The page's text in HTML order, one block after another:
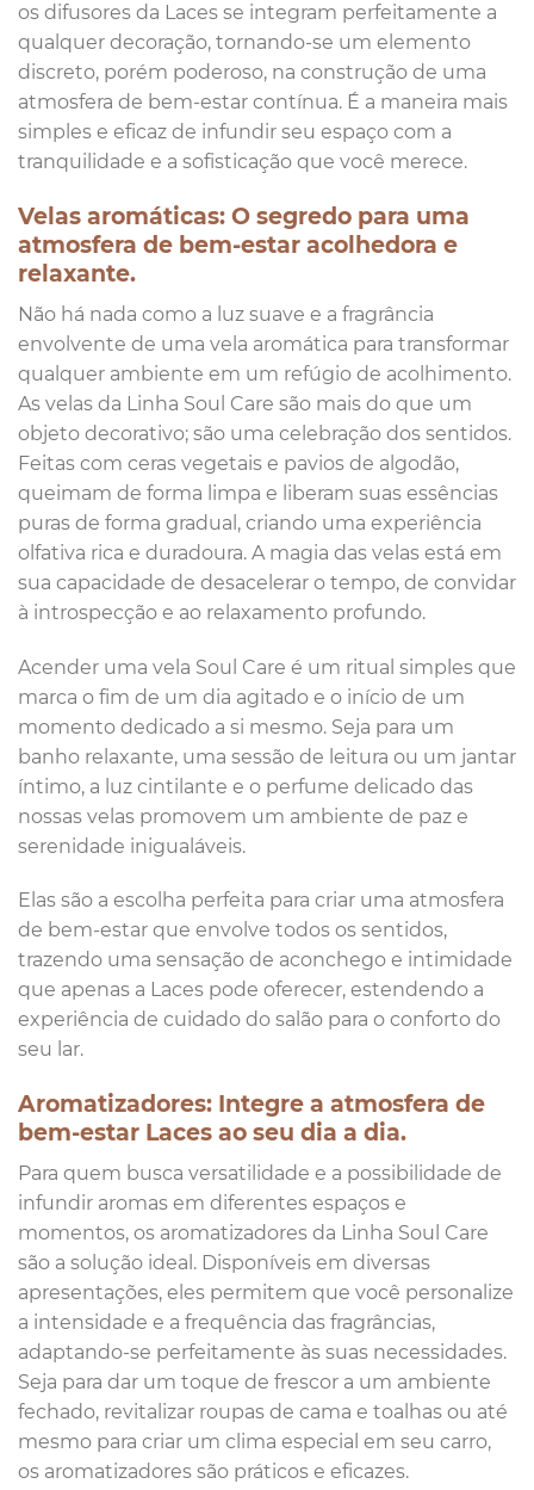
os difusores da Laces se integram perfeitamente a
qualquer decoração, tornando-se um elemento
discreto, porém poderoso, na construção de uma
atmosfera de bem-estar contínua. É a maneira mais
simples e eficaz de infundir seu espaço com a
tranquilidade e a sofisticação que você merece.
Velas aromáticas: O segredo para uma
atmosfera de bem-estar acolhedora e
relaxante.
Não há nada como a luz suave e a fragrância
envolvente de uma vela aromática para transformar
qualquer ambiente em um refúgio de acolhimento.
As velas da Linha Soul Care são mais do que um
objeto decorativo; são uma celebração dos sentidos.
Feitas com ceras vegetais e pavios de algodão,
queimam de forma limpa e liberam suas essências
puras de forma gradual, criando uma experiência
olfativa rica e duradoura. A magia das velas está em
sua capacidade de desacelerar o tempo, de convidar
à introspecção e ao relaxamento profundo.
Acender uma vela Soul Care é um ritual simples que
marca o fim de um dia agitado e o início de um
momento dedicado a si mesmo. Seja para um
banho relaxante, uma sessão de leitura ou um jantar
íntimo, a luz cintilante e o perfume delicado das
nossas velas promovem um ambiente de paz e
serenidade inigualáveis.
Elas são a escolha perfeita para criar uma atmosfera
de bem-estar que envolve todos os sentidos,
trazendo uma sensação de aconchego e intimidade
que apenas a Laces pode oferecer, estendendo a
experiência de cuidado do salão para o conforto do
seu lar.
Aromatizadores: Integre a atmosfera de
bem-estar Laces ao seu dia a dia.
Para quem busca versatilidade e a possibilidade de
infundir aromas em diferentes espaços e
momentos, os aromatizadores da Linha Soul Care
são a solução ideal. Disponíveis em diversas
apresentações, eles permitem que você personalize
a intensidade e a frequência das fragrâncias,
adaptando-se perfeitamente às suas necessidades.
Seja para dar um toque de frescor a um ambiente
fechado, revitalizar roupas de cama e toalhas ou até
mesmo para criar um clima especial em seu carro,
os aromatizadores são práticos e eficazes.